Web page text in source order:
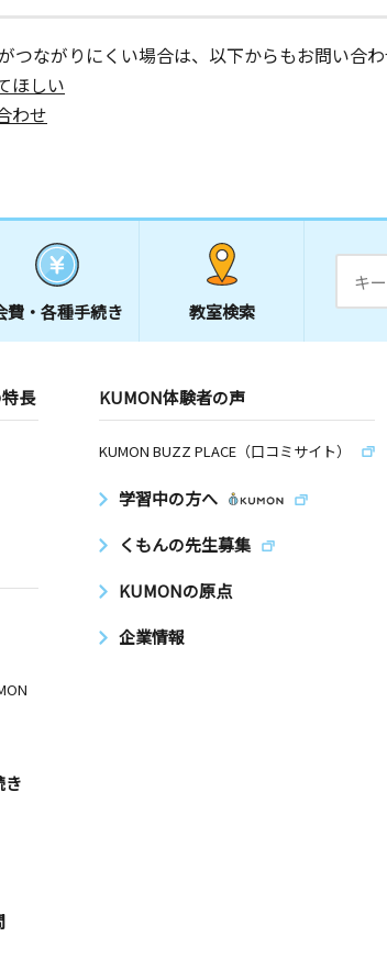
つながりにくい場合は、以下からもお問い合わ
ほしい
わせ
費・ 各種手続き 教室検索
長
き
KUMON体験者の声
KUMON BUZZ PLACE（口コミサイト）
学習中の方へ
くもんの先生募集
KUMONの原点
企業情報